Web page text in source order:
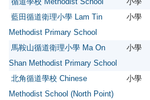
藍田循道衛理小學 Lam Tin
Methodist Primary School
小學
馬鞍山循道衛理小學 Ma On
Shan Methodist Primary School
小學
北角循道學校 Chinese
Methodist School (North Point)
小學